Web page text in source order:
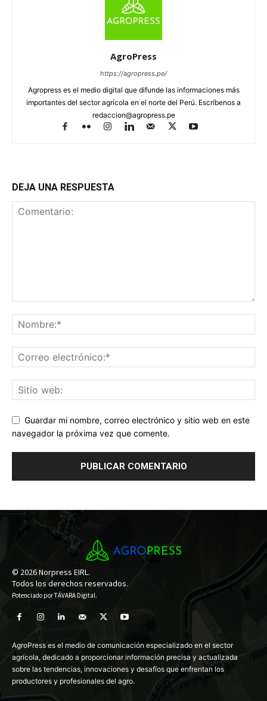
AgroPress
https://agropress.pe/
Agropress es el medio digital que difunde las informaciones más
importantes del sector agrícola en el norte del Perú. Escríbenos a
redaccion@agropress.pe
DEJA UNA RESPUESTA
Guardar mi nombre, correo electrónico y sitio web en este
navegador la próxima vez que comente.
© 2026 Norpress EIRL.
Todos los derechos reservados.
Potenciado porTÁVARA Digital.
AgroPress es el medio de comunicación especializado en el sector
agrícola, dedicado a proporcionar información precisa y actualizada
sobre las tendencias, innovaciones y desafíos que enfrentan los
productores y profesionales del agro.